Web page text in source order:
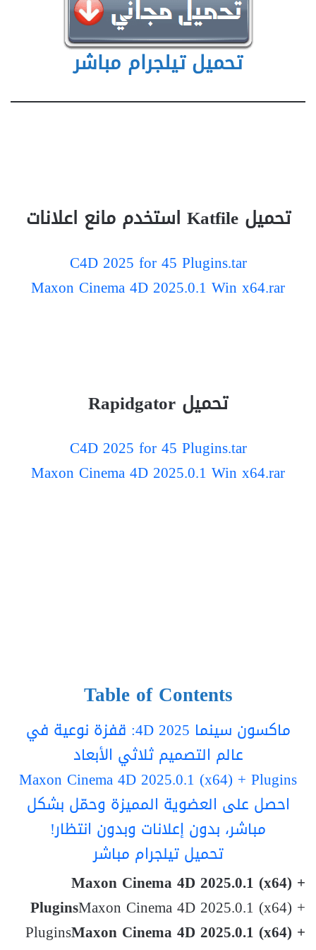
تحميل تيلجرام مباشر
تحميل Katfile استخدم مانع اعلانات
C4D 2025 for 45 Plugins.tar
Maxon Cinema 4D 2025.0.1 Win x64.rar
تحميل Rapidgator
C4D 2025 for 45 Plugins.tar
Maxon Cinema 4D 2025.0.1 Win x64.rar
Table of Contents
ماكسون سينما 4D 2025: قفزة نوعية في
عالم التصميم ثلاثي الأبعاد
Maxon Cinema 4D 2025.0.1 (x64) + Plugins
احصل على العضوية المميزة وحمّل بشكل
مباشر، بدون إعلانات وبدون انتظار!
تحميل تيلجرام مباشر
Maxon Cinema 4D 2025.0.1 (x64) +
PluginsMaxon Cinema 4D 2025.0.1 (x64) +
PluginsMaxon Cinema 4D 2025.0.1 (x64) +